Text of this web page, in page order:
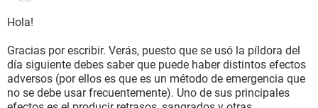
Hola!
Gracias por escribir. Verás, puesto que se usó la píldora del
día siguiente debes saber que puede haber distintos efectos
adversos (por ellos es que es un método de emergencia que
no se debe usar frecuentemente). Uno de sus principales